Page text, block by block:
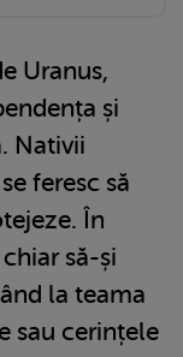
Uranus,
și
Nativii
feresc să
În
să-și
la teama
sau cerințele